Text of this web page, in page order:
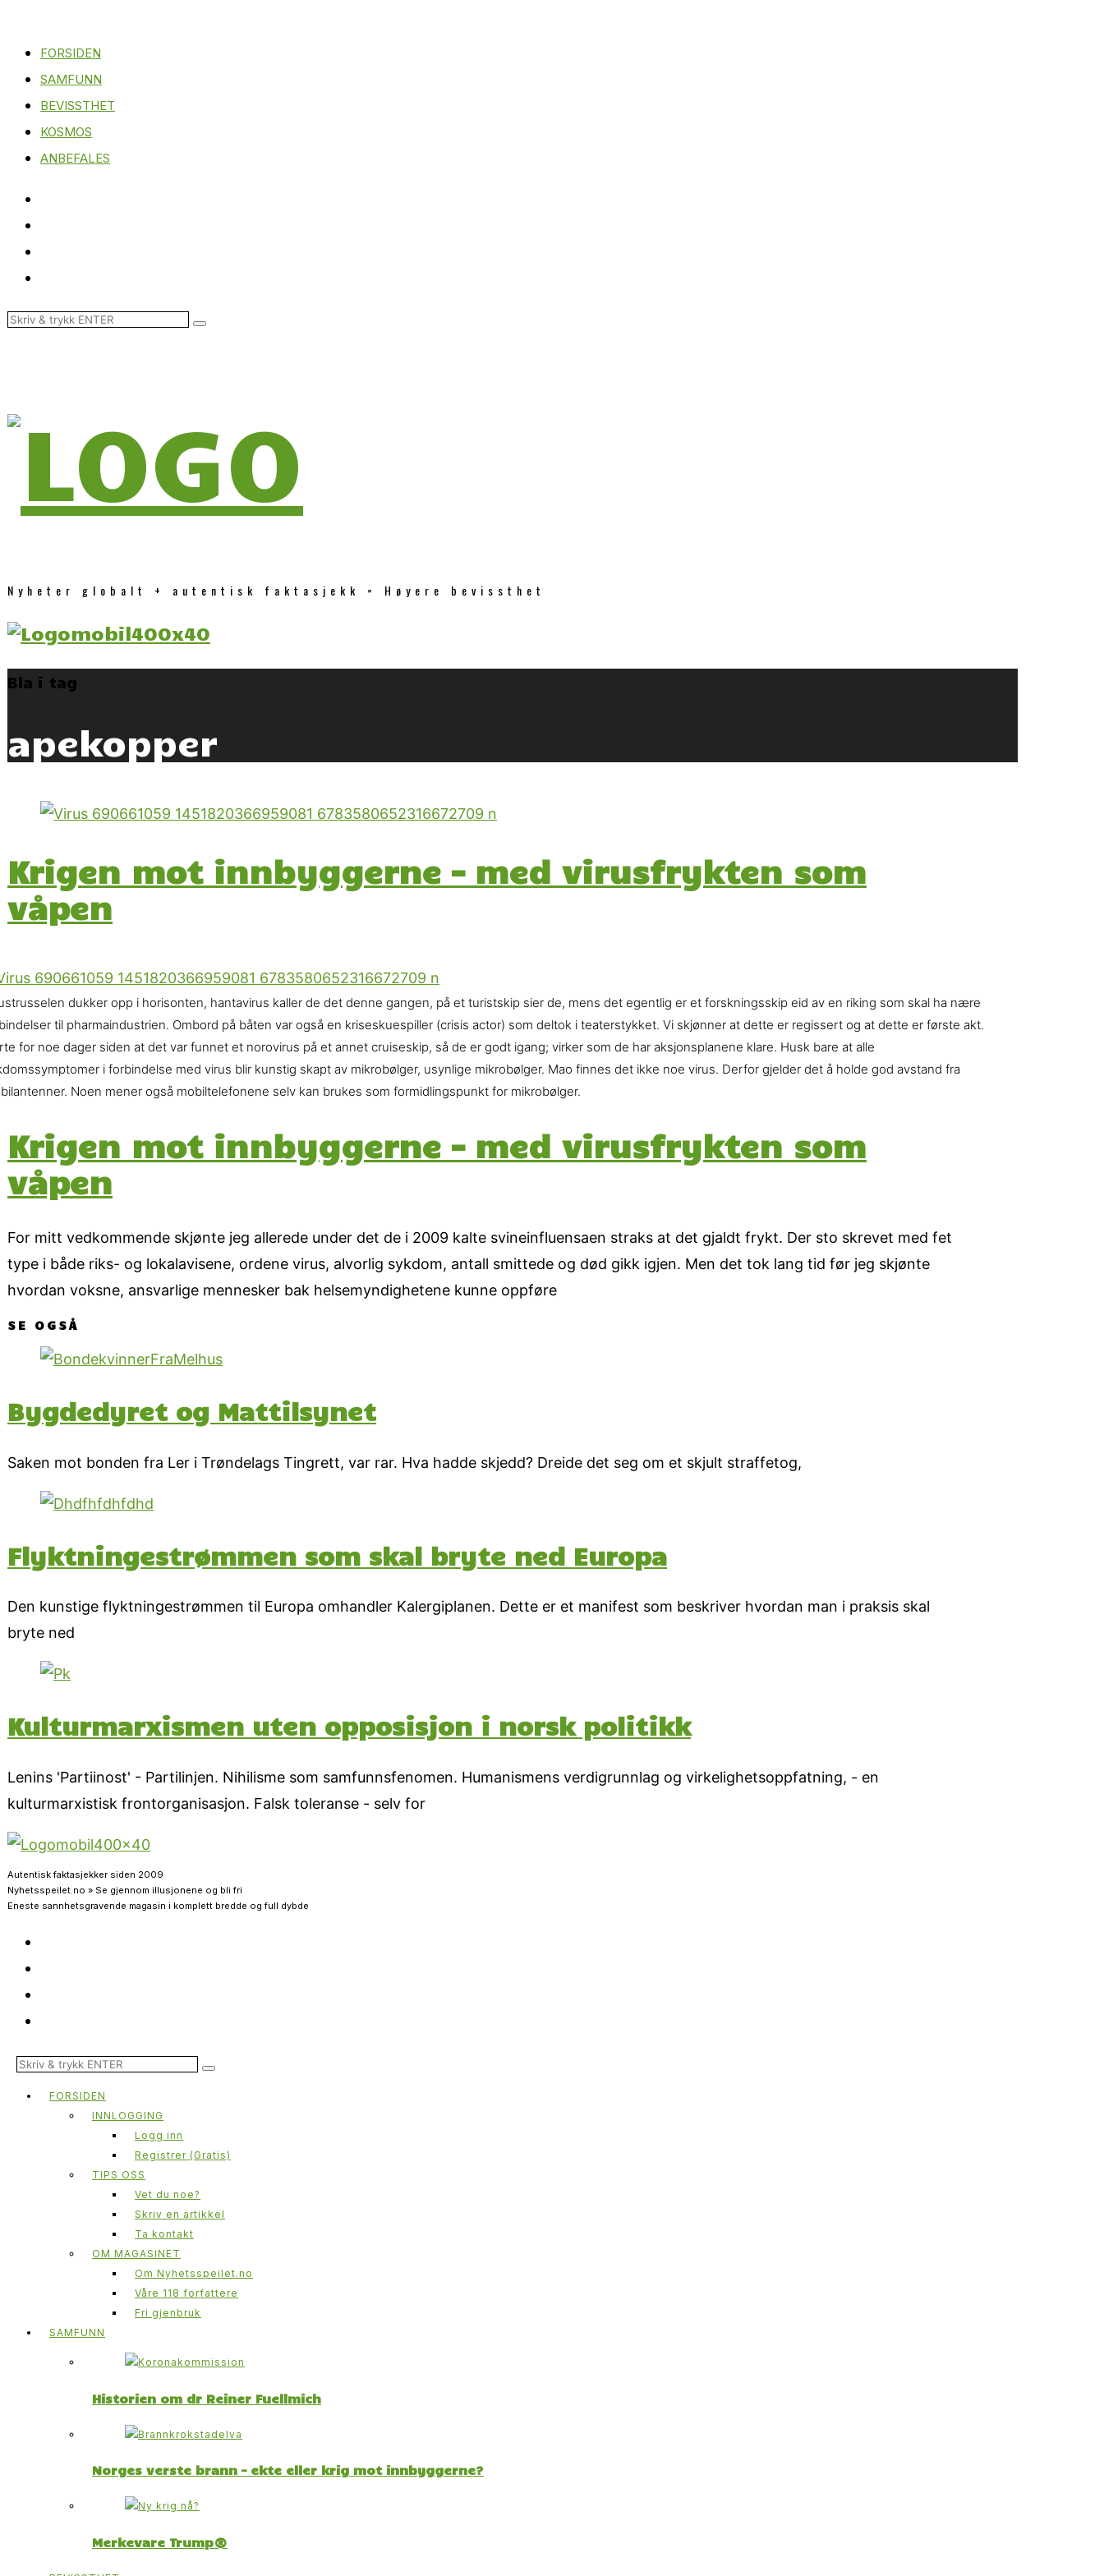
FORSIDEN
SAMFUNN
BEVISSTHET
KOSMOS
ANBEFALES
Nyheter globalt + autentisk faktasjekk = Høyere bevissthet
Bla i tag
apekopper
Krigen mot innbyggerne – med virusfrykten som
våpen
dukker opp i horisonten, hantavirus kaller de det denne gangen, på et turistskip sier de, mens det egentlig er et forskningsskip eid av en riking som skal ha nære
til pharmaindustrien. Ombord på båten var også en kriseskuespiller (crisis actor) som deltok i teaterstykket. Vi skjønner at dette er regissert og at dette er første akt.
for noe dager siden at det var funnet et norovirus på et annet cruiseskip, så de er godt igang; virker som de har aksjonsplanene klare. Husk bare at alle
i forbindelse med virus blir kunstig skapt av mikrobølger, usynlige mikrobølger. Mao finnes det ikke noe virus. Derfor gjelder det å holde god avstand fra
Noen mener også mobiltelefonene selv kan brukes som formidlingspunkt for mikrobølger.
Krigen mot innbyggerne – med virusfrykten som
våpen
For mitt vedkommende skjønte jeg allerede under det de i 2009 kalte svineinfluensaen straks at det gjaldt frykt. Der sto skrevet med fet
type i både riks- og lokalavisene, ordene virus, alvorlig sykdom, antall smittede og død gikk igjen. Men det tok lang tid før jeg skjønte
hvordan voksne, ansvarlige mennesker bak helsemyndighetene kunne oppføre
SE OGSÅ
Bygdedyret og Mattilsynet
Saken mot bonden fra Ler i Trøndelags Tingrett, var rar. Hva hadde skjedd? Dreide det seg om et skjult straffetog,
Flyktningestrømmen som skal bryte ned Europa
Den kunstige flyktningestrømmen til Europa omhandler Kalergiplanen. Dette er et manifest som beskriver hvordan man i praksis skal
bryte ned
Kulturmarxismen uten opposisjon i norsk politikk
Lenins 'Partiinost' - Partilinjen. Nihilisme som samfunnsfenomen. Humanismens verdigrunnlag og virkelighetsoppfatning, - en
kulturmarxistisk frontorganisasjon. Falsk toleranse - selv for
Autentisk faktasjekker siden 2009
Nyhetsspeilet.no » Se gjennom illusjonene og bli fri
Eneste sannhetsgravende magasin i komplett bredde og full dybde
FORSIDEN
INNLOGGING
Logg inn
Registrer (Gratis)
TIPS OSS
Vet du noe?
Skriv en artikkel
Ta kontakt
OM MAGASINET
Om Nyhetsspeilet.no
Våre 118 forfattere
Fri gjenbruk
SAMFUNN
Historien om dr Reiner Fuellmich
Norges verste brann – ekte eller krig mot innbyggerne?
Merkevare Trump®